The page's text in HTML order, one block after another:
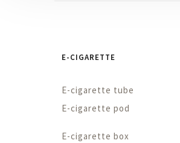
E-CIGARETTE
E-cigarette tube
E-cigarette pod
E-cigarette box